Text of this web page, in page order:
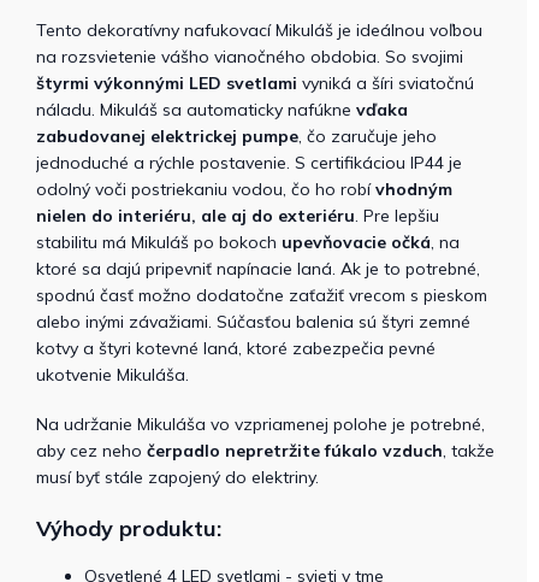
Tento dekoratívny nafukovací Mikuláš je ideálnou voľbou
na rozsvietenie vášho vianočného obdobia. So svojimi
štyrmi výkonnými LED svetlami vyniká a šíri sviatočnú
náladu. Mikuláš sa automaticky nafúkne vďaka
zabudovanej elektrickej pumpe , čo zaručuje jeho
jednoduché a rýchle postavenie. S certifikáciou IP44 je
odolný voči postriekaniu vodou, čo ho robívhodným
nielen do interiéru, ale aj do exteriéru . Pre lepšiu
stabilitu má Mikuláš po bokoch upevňovacie očká , na
ktoré sa dajú pripevniť napínacie laná. Ak je to potrebné,
spodnú časť možno dodatočne zaťažiť vrecom s pieskom
alebo inými závažiami. Súčasťou balenia sú štyri zemné
kotvy a štyri kotevné laná, ktoré zabezpečia pevné
ukotvenie Mikuláša.
Na udržanie Mikuláša vo vzpriamenej polohe je potrebné,
aby cez neho čerpadlo nepretržite fúkalo vzduch , takže
musí byť stále zapojený do elektriny.
Výhody produktu:
Osvetlené 4 LED svetlami - svieti v tme